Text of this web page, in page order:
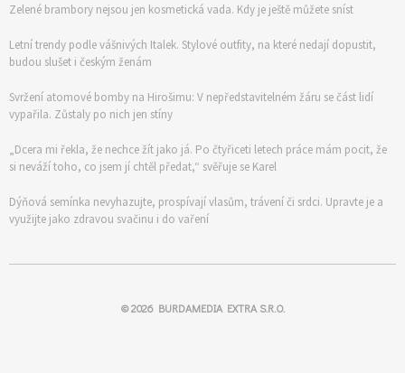
Zelené brambory nejsou jen kosmetická vada. Kdy je ještě můžete sníst
Letní trendy podle vášnivých Italek. Stylové outfity, na které nedají dopustit,
budou slušet i českým ženám
Svržení atomové bomby na Hirošimu: V nepředstavitelném žáru se část lidí
vypařila. Zůstaly po nich jen stíny
„Dcera mi řekla, že nechce žít jako já. Po čtyřiceti letech práce mám pocit, že
si neváží toho, co jsem jí chtěl předat,“ svěřuje se Karel
Dýňová semínka nevyhazujte, prospívají vlasům, trávení či srdci. Upravte je a
využijte jako zdravou svačinu i do vaření
© 2026 BURDAMEDIA EXTRA S.R.O.